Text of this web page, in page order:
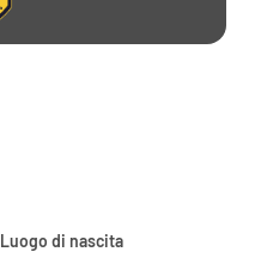
Luogo di nascita